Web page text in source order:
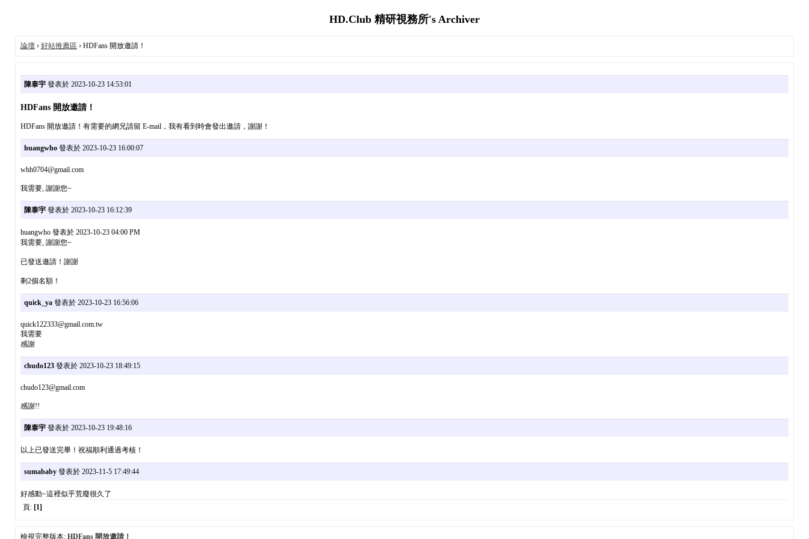
HD.Club 精研視務所's Archiver
論壇› 好站推薦區 › HDFans 開放邀請！
陳泰宇發表於 2023-10-23 14:53:01
HDFans 開放邀請！
HDFans 開放邀請！有需要的網兄請留 E-mail，我有看到時會發出邀請，謝謝！
huangwho發表於 2023-10-23 16:00:07
whh0704@gmail.com
我需要, 謝謝您~
陳泰宇發表於 2023-10-23 16:12:39
huangwho 發表於 2023-10-23 04:00 PM
我需要, 謝謝您~
已發送邀請！謝謝
剩2個名額！
quick_ya發表於 2023-10-23 16:56:06
quick122333@gmail.com.tw
我需要
感謝
chudo123發表於 2023-10-23 18:49:15
chudo123@gmail.com
感謝!!
陳泰宇發表於 2023-10-23 19:48:16
以上已發送完畢！祝福順利通過考核！
sumababy發表於 2023-11-5 17:49:44
好感動~這裡似乎荒廢很久了
頁: [1]
檢視完整版本: HDFans 開放邀請！